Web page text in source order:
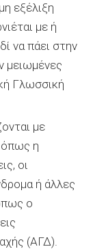
εξέλιξη
με ή
να πάει στην
μειωμένες
Γλωσσική
με
όπως η
οι
ή άλλες
ο
(ΑΓΔ).